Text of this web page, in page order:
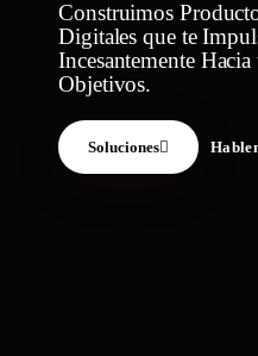
Construimos
Digitales que te
Incesantemente Hacia
Objetivos.
Soluciones